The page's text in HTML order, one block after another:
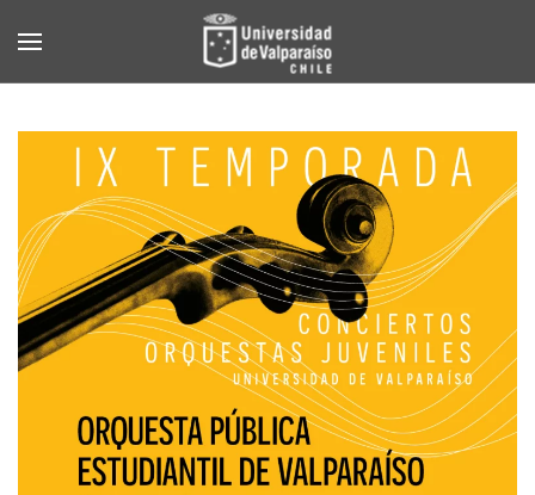
Skip to main content